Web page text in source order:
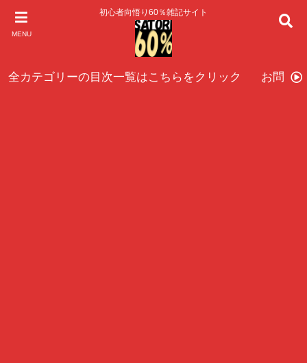
MENU
初心者向悟り60％雑記サイト
全カテゴリーの目次一覧はこちらをクリック お問い